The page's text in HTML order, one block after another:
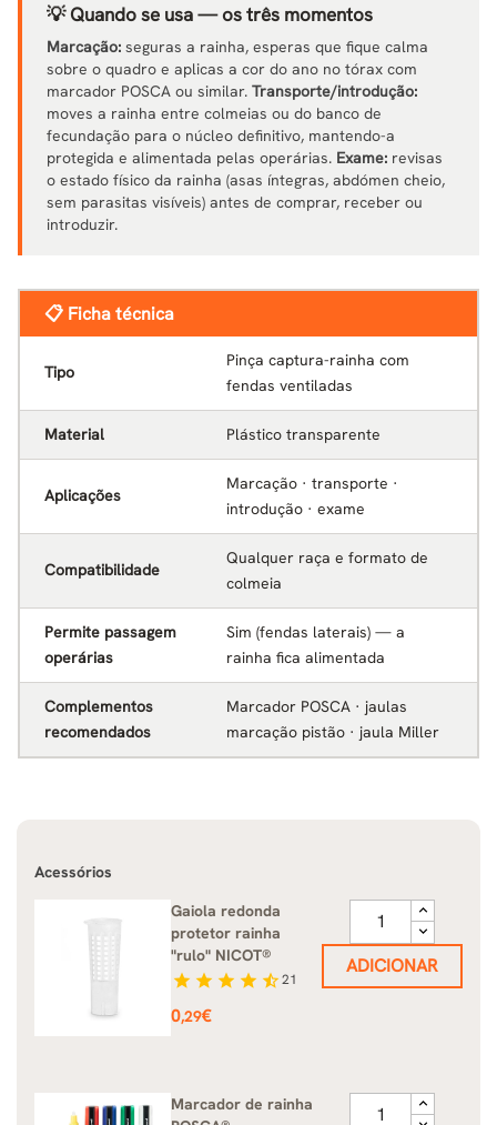
💡 Quando se usa — os três momentos
Marcação: seguras a rainha, esperas que fique calma
sobre o quadro e aplicas a cor do ano no tórax com
marcador POSCA ou similar. Transporte/introdução:
moves a rainha entre colmeias ou do banco de
fecundação para o núcleo definitivo, mantendo-a
protegida e alimentada pelas operárias. Exame: revisas
o estado físico da rainha (asas íntegras, abdómen cheio,
sem parasitas visíveis) antes de comprar, receber ou
introduzir.
📋 Ficha técnica
Tipo
Pinça captura-rainha com
fendas ventiladas
Material Plástico transparente
Aplicações
Marcação · transporte ·
introdução · exame
Compatibilidade
Qualquer raça e formato de
colmeia
Permite passagem
operárias
Sim (fendas laterais) — a
rainha fica alimentada
Complementos
recomendados
Marcador POSCA · jaulas
marcação pistão · jaula Miller
Acessórios
Gaiola redonda
protetor rainha
"rulo" NICOT®
star star star star star_half21
Preço
0,29€
ADICIONAR
Marcador de rainha